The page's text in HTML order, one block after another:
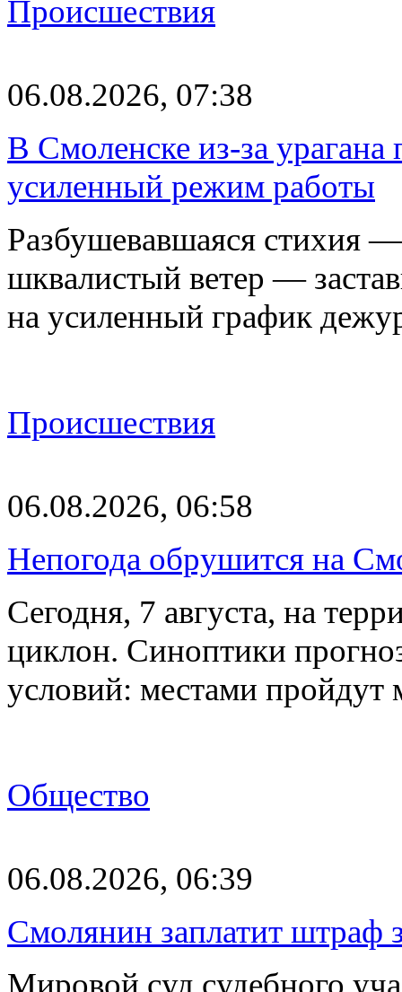
Происшествия
06.08.2026, 07:38
В Смоленске из-за
усиленный режим работы
Разбушевавшаяся стихия
шквалистый ветер —
на усиленный график
Происшествия
06.08.2026, 06:58
Непогода обрушится на
Сегодня, 7 августа, на
циклон. Синоптики
условий: местами
Общество
06.08.2026, 06:39
Смолянин заплатит штраф
Мировой суд судебного